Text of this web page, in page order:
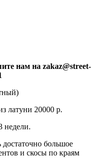
нам на zakaz@street-
латуни 20000 р.
недели.
достаточно большое
и скосы по краям